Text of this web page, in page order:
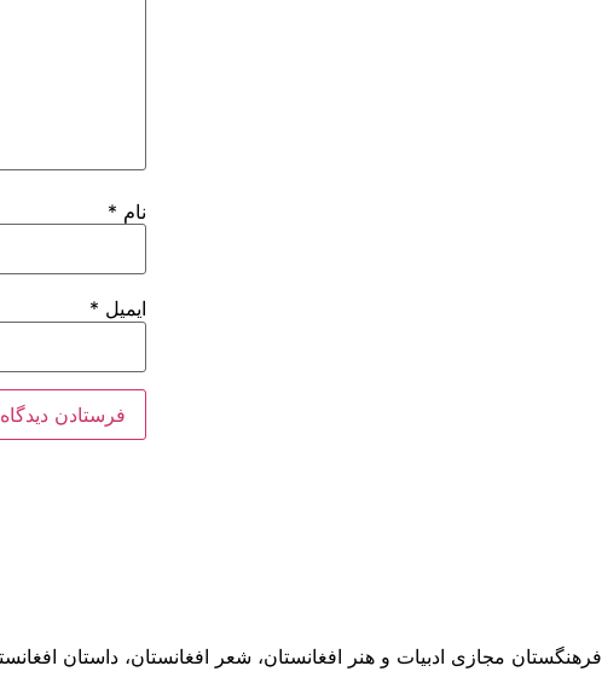
نام *
ایمیل *
فرهنگستان مجازی ادبیات و هنر افغانستان، شعر افغانستان، داستان